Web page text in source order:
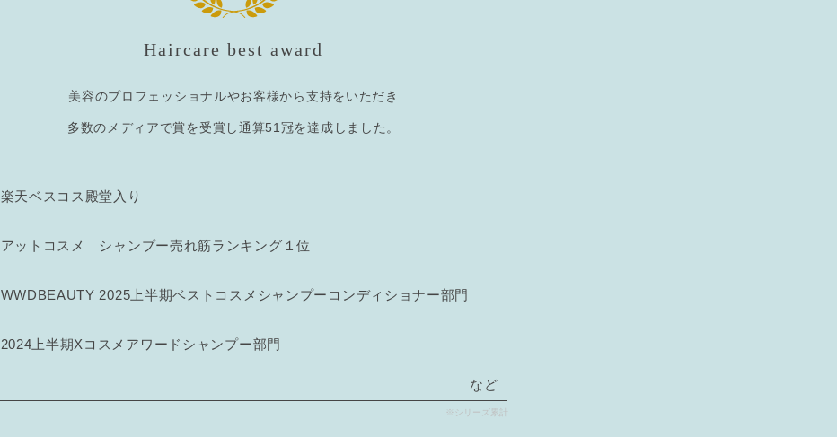
Haircare best award
美容のプロフェッショナルやお客様から支持をいただき
多数のメディアで賞を受賞し通算51冠を達成しました。
楽天ベスコス殿堂入り
アットコスメ シャンプー売れ筋ランキング１位
WWDBEAUTY 2025上半期ベストコスメ シャンプーコンディショナー部門
2024上半期Xコスメアワード シャンプー部門
など
※シリーズ累計